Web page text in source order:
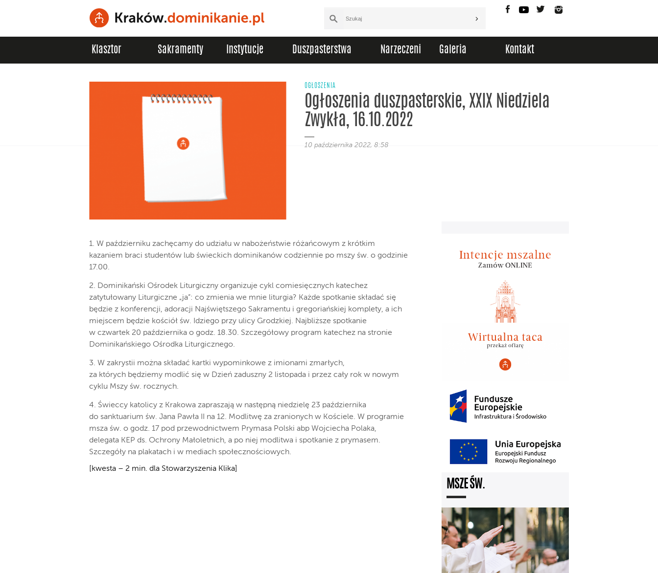
FacebookYouTubeTwitter
Klasztor Sakramenty Instytucje Duszpasterstwa Narzeczeni Galeria Kontakt
OGŁOSZENIA
Ogłoszenia duszpasterskie, XXIX Niedziela
Zwykła, 16.10.2022
10 października 2022, 8:58
1. W październiku zachęcamy do udziału w nabożeństwie różańcowym z krótkim
kazaniem braci studentów lub świeckich dominikanów codziennie po mszy św. o godzinie
17.00.
2. Dominikański Ośrodek Liturgiczny organizuje cykl comiesięcznych katechez
zatytułowany Liturgiczne „ja”: co zmienia we mnie liturgia? Każde spotkanie składać się
będzie z konferencji, adoracji Najświętszego Sakramentu i gregoriańskiej komplety, a ich
miejscem będzie kościół św. Idziego przy ulicy Grodzkiej. Najbliższe spotkanie
w czwartek 20 października o godz. 18.30. Szczegółowy program katechez na stronie
Dominikańskiego Ośrodka Liturgicznego.
3. W zakrystii można składać kartki wypominkowe z imionami zmarłych,
za których będziemy modlić się w Dzień zaduszny 2 listopada i przez cały rok w nowym
cyklu Mszy św. rocznych.
4. Świeccy katolicy z Krakowa zapraszają w następną niedzielę 23 października
do sanktuarium św. Jana Pawła II na 12. Modlitwę za zranionych w Kościele. W programie
msza św. o godz. 17 pod przewodnictwem Prymasa Polski abp Wojciecha Polaka,
delegata KEP ds. Ochrony Małoletnich, a po niej modlitwa i spotkanie z prymasem.
Szczegóły na plakatach i w mediach społecznościowych.
[kwesta – 2 min. dla Stowarzyszenia Klika]
MSZE ŚW.